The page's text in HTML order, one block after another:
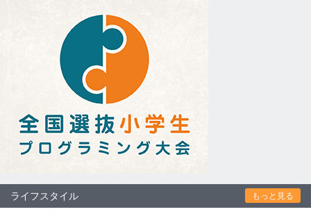
ライフスタイル もっと見る